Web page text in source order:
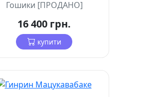
Гошики [ПРОДАНО]
16 400 грн.
купити